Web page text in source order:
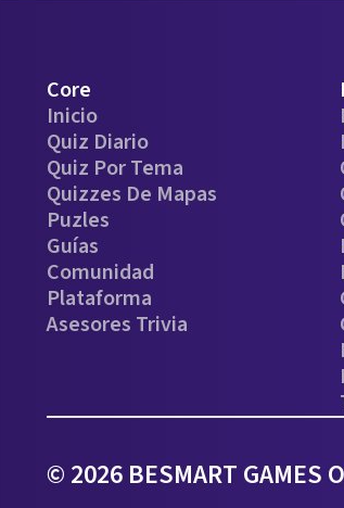
Core
Inicio
Quiz Diario
Quiz Por Tema
Quizzes De Mapas
Puzles
Guías
Comunidad
Plataforma
Asesores Trivia
© 2026 BESMART